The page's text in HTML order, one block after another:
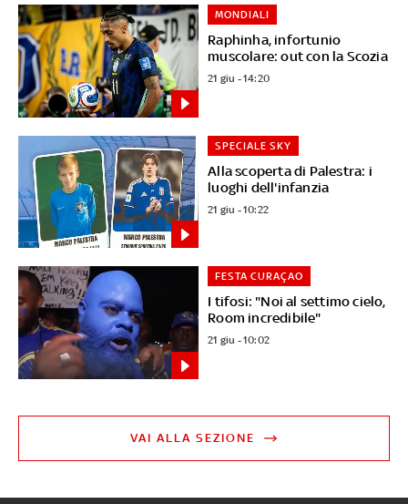
Raphinha, infortunio
muscolare: out con la Scozia
MONDIALI
21 giu - 14:20
Alla scoperta di Palestra: i
luoghi dell'infanzia
SPECIALE SKY
21 giu - 10:22
I tifosi: "Noi al settimo cielo,
Room incredibile"
FESTA CURAÇAO
21 giu - 10:02
VAI ALLA SEZIONE